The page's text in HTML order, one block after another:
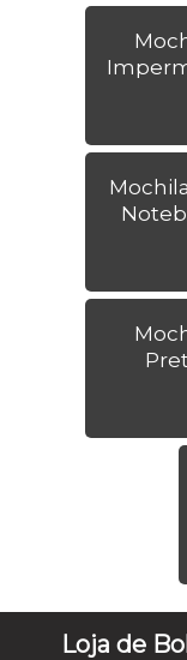
Loja de